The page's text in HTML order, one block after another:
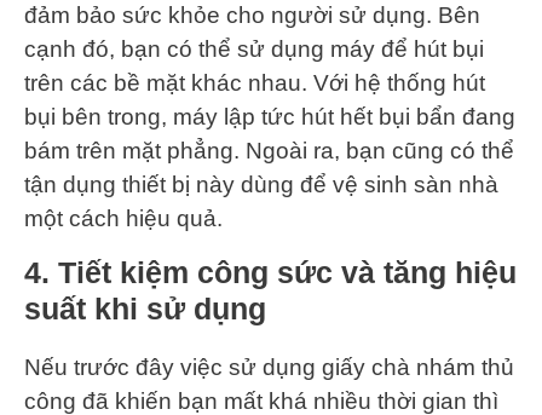
đảm bảo sức khỏe cho người sử dụng. Bên
cạnh đó, bạn có thể sử dụng máy để hút bụi
trên các bề mặt khác nhau. Với hệ thống hút
bụi bên trong, máy lập tức hút hết bụi bẩn đang
bám trên mặt phẳng. Ngoài ra, bạn cũng có thể
tận dụng thiết bị này dùng để vệ sinh sàn nhà
một cách hiệu quả.
4. Tiết kiệm công sức và tăng hiệu
suất khi sử dụng
Nếu trước đây việc sử dụng giấy chà nhám thủ
công đã khiến bạn mất khá nhiều thời gian thì